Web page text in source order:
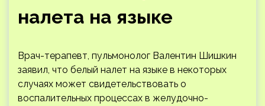
налета на языке
Врач-терапевт, пульмонолог Валентин Шишкин
заявил, что белый налет на языке в некоторых
случаях может свидетельствовать о
воспалительных процессах в желудочно-